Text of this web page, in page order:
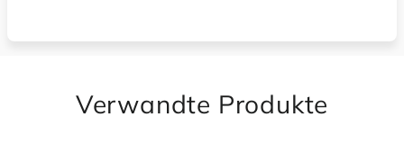
Verwandte Produkte